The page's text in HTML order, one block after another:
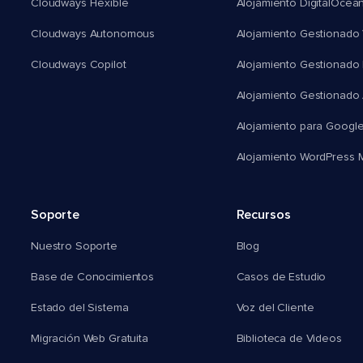
Cloudways Flexible
Cloudways Autonomous
Cloudways Copilot
Alojamiento
Alojamiento Gestionado
Alojamiento Gestionado
Alojamiento Gestionado
Alojamiento para
Alojamiento WordPress
Soporte
Nuestro Soporte
Base de Conocimientos
Estado del Sistema
Migración Web Gratuita
Recursos
Blog
Casos de Estudio
Voz del Cliente
Biblioteca de Videos